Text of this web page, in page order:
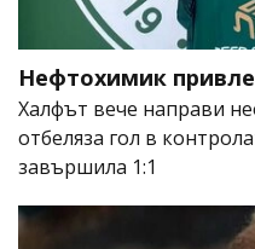
Нефтохимик
Халфът вече направи
отбеляза гол в
завършила 1:1